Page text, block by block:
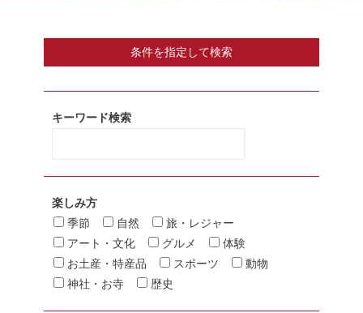
条件を指定して検索
キーワード検索
楽しみ方
季節
自然
旅・レジャー
アート・文化
グルメ
体験
お土産・特産品
スポーツ
動物
神社・お寺
歴史